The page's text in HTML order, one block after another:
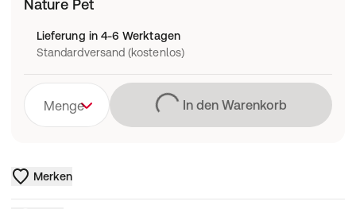
Nature Pet
Lieferung in 4-6 Werktagen
Standardversand (kostenlos)
Menge LädtIn den Warenkorb
Merken